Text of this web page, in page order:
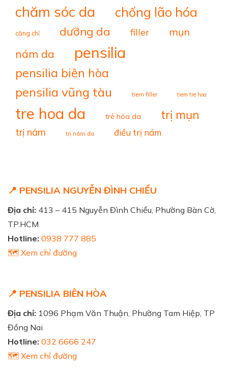
chăm sóc da chống lão hóa
căng chỉ dưỡng da filler mụn
nám da pensilia
pensilia biên hòa
pensilia vũng tàu tiem filler tiem tre hoa
tre hoa da trẻ hóa da trị mụn
trị nám trị nám da điều trị nám
📍 PENSILIA NGUYỄN ĐÌNH CHIỂU
Địa chỉ: 413 – 415 Nguyễn Đình Chiểu, Phường Bàn Cờ,
TP.HCM
Hotline: 0938 777 885
🗺️ Xem chỉ đường
📍 PENSILIA BIÊN HÒA
Địa chỉ: 1096 Phạm Văn Thuận, Phường Tam Hiệp, TP
Đồng Nai
Hotline: 032 6666 247
🗺️ Xem chỉ đường